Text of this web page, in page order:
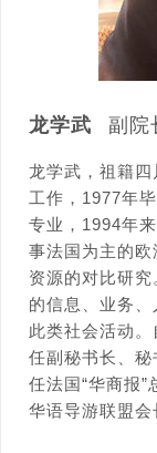
龙学武 副院
龙学武，祖籍
工作，1977年
专业，1994年
事法国为主的
资源的对比研
的信息、业务
此类社会活动
任副秘书长、
任法国“华商报”
华语导游联盟会